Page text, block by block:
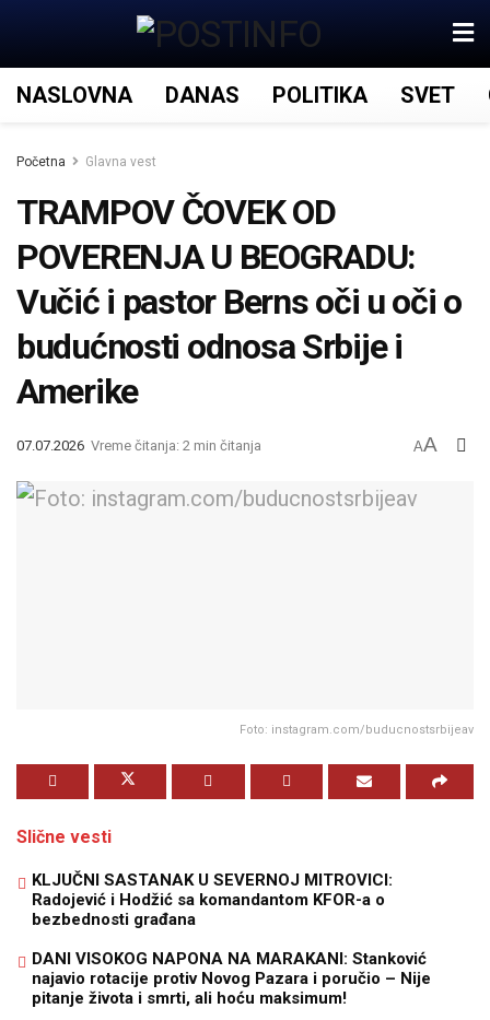
NASLOVNA DANAS POLITIKA SVET
Početna Glavna vest
TRAMPOV ČOVEK OD
POVERENJA U BEOGRADU:
Vučić i pastor Berns oči u oči o
budućnosti odnosa Srbije i
Amerike
07.07.2026 Vreme čitanja: 2 min čitanja AA
Foto: instagram.com/buducnostsrbijeav
Slične vesti
KLJUČNI SASTANAK U SEVERNOJ MITROVICI:
Radojević i Hodžić sa komandantom KFOR-a o
bezbednosti građana
DANI VISOKOG NAPONA NA MARAKANI: Stanković
najavio rotacije protiv Novog Pazara i poručio – Nije
pitanje života i smrti, ali hoću maksimum!